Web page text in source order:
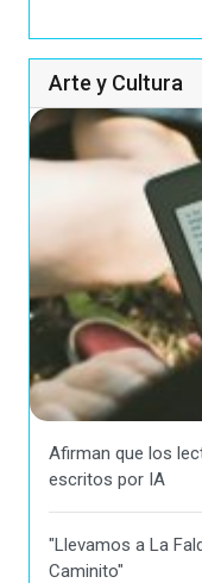
Arte y Cultura
Afirman que los
escritos por IA
"Llevamos a La
Caminito"